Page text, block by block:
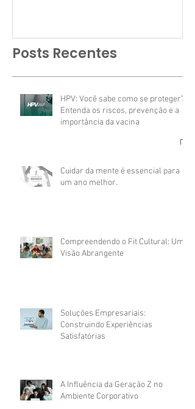
Posts Recentes
HPV: Você sabe como se proteger?
Entenda os riscos, prevenção e a
importância da vacina
Cuidar da mente é essencial para
um ano melhor.
Compreendendo o Fit Cultural: Uma
Visão Abrangente
Soluções Empresariais:
Construindo Experiências
Satisfatórias
A Influência da Geração Z no
Ambiente Corporativo